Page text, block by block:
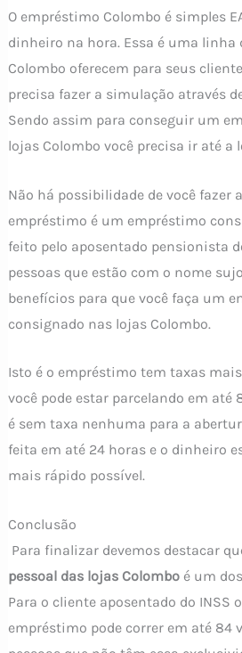
O empréstimo Colombo é simples
dinheiro na hora. Essa é uma linha
Colombo oferecem para seus
precisa fazer a simulação através
Sendo assim para conseguir um
lojas Colombo você precisa ir até a
Não há possibilidade de você fazer
empréstimo é um empréstimo
feito pelo aposentado pensionista
pessoas que estão com o nome
benefícios para que você faça um
consignado nas lojas Colombo.
Isto é o empréstimo tem taxas
você pode estar parcelando em até
é sem taxa nenhuma para a
feita em até 24 horas e o dinheiro
mais rápido possível.
Conclusão
Para finalizar devemos destacar
pessoal das lojas Colomboé um
Para o cliente aposentado do INSS
empréstimo pode correr em até 84